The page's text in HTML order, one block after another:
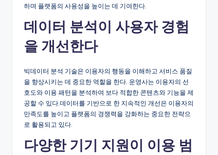
하며 플랫폼의 사용성을 높이는 데 기여한다.
데이터 분석이 사용자 경험
을 개선한다
빅데이터 분석 기술은 이용자의 행동을 이해하고 서비스 품질
을 향상시키는 데 중요한 역할을 한다. 운영사는 이용자의 선
호도와 이용 패턴을 분석하여 보다 적합한 콘텐츠와 기능을 제
공할 수 있다.데이터를 기반으로 한 지속적인 개선은 이용자의
만족도를 높이고 플랫폼의 경쟁력을 강화하는 중요한 전략으
로 활용되고 있다.
다양한 기기 지원이 이용 범